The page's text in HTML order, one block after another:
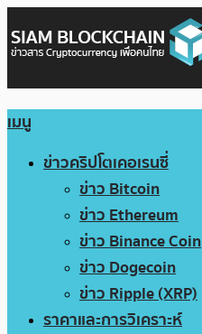
เมนู
ข่าวคริปโตเคอเรนซี่
ข่าว Bitcoin
ข่าว Ethereum
ข่าว Binance Coin
ข่าว Dogecoin
ข่าว Ripple (XRP)
ราคาและการวิเคราะห์